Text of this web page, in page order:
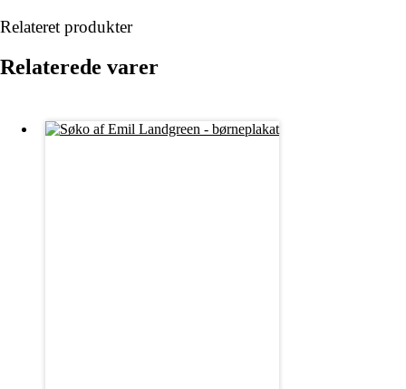
Relateret produkter
Relaterede varer